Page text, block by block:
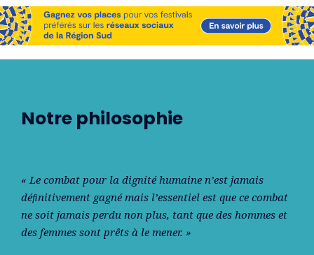
Notre philosophie
« Le combat pour la dignité humaine n’est jamais
déﬁnitivement gagné mais l’essentiel est que ce combat
ne soit jamais perdu non plus, tant que des hommes et
des femmes sont prêts à le mener. »